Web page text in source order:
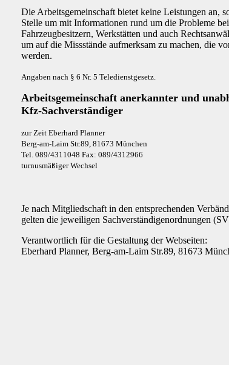
Die Arbeitsgemeinschaft bietet keine Leistungen an,
Stelle um mit Informationen rund um die Probleme
Fahrzeugbesitzern, Werkstätten und auch
um auf die Missstände aufmerksam zu machen, die
werden.
Angaben nach § 6 Nr. 5 Teledienstgesetz.
Arbeitsgemeinschaft anerkannter und
Kfz-Sachverständiger
zur Zeit Eberhard Planner
Berg-am-Laim Str.89, 81673 München
Tel. 089/4311048 Fax: 089/4312966
turnusmäßiger Wechsel
Je nach Mitgliedschaft in den entsprechenden
gelten die jeweiligen Sachverständigenordnungen
Verantwortlich für die Gestaltung der Webseiten:
Eberhard Planner, Berg-am-Laim Str.89, 81673